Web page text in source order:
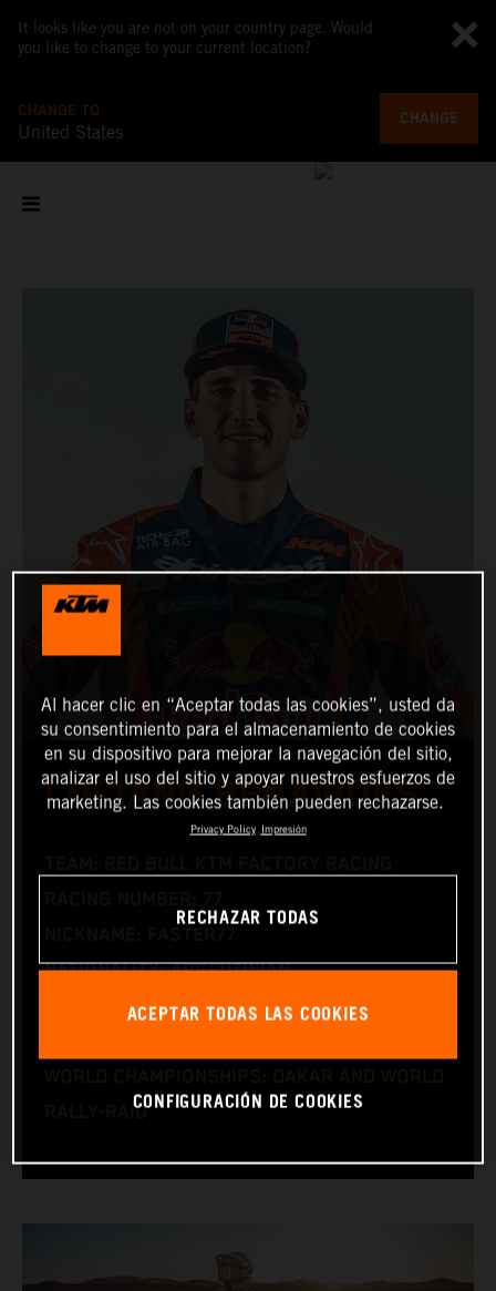
It looks like you are not on your country page. Would
you like to change to your current location?
CHANGE TO
United States
CHANGE
LUCIANO BENAVIDES
NATIONALITY: ARGENTINIAN
BIRTHDAY: 15.06.1995
RALLY-RAID
Al hacer clic en “Aceptar todas las cookies”, usted da
su consentimiento para el almacenamiento de cookies
en su dispositivo para mejorar la navegación del sitio,
analizar el uso del sitio y apoyar nuestros esfuerzos de
marketing. Las cookies también pueden rechazarse.
Privacy Policy Impresión
RECHAZAR TODAS
ACEPTAR TODAS LAS COOKIES
CONFIGURACIÓN DE COOKIES